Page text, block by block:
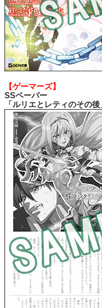
【ゲーマーズ】
SSペーパー
「ルリエとレティのその後